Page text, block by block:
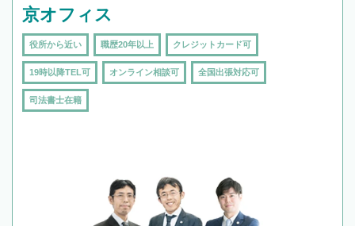
京オフィス
役所から近い 職歴20年以上 クレジットカード可
19時以降TEL可 オンライン相談可 全国出張対応可
司法書士在籍